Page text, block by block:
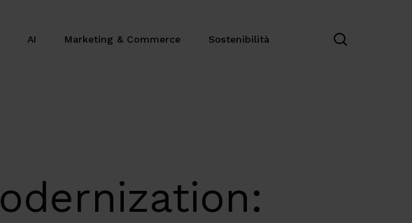
AI Marketing & Commerce Sostenibilità